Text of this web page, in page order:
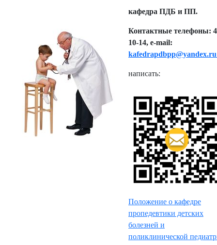
кафедра ПДБ и ПП.
Контактные телефоны:
10-14, e-mail:
написать:
Положение о кафедре
пропедевтики детских
болезней и
поликлинической